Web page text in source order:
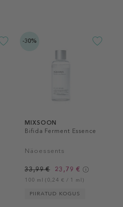
-30%
MIXSOON
Bifida Ferment Essence
Näoessents
33,99 € 23,79 €
100 ml (0,24 € / 1 ml)
PIIRATUD KOGUS